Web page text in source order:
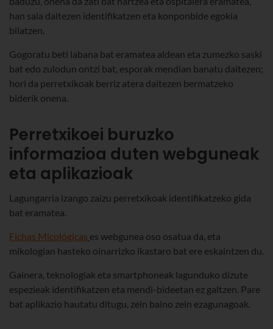
han saia daitezen identifikatzen eta konponbide egokia
bilatzen.
Gogoratu beti labana bat eramatea aldean eta zumezko saski
bat edo zulodun ontzi bat, esporak mendian banatu daitezen;
hori da perretxikoak berriz atera daitezen bermatzeko
biderik onena.
Perretxikoei buruzko
informazioa duten webguneak
eta aplikazioak
Lagungarria izango zaizu perretxikoak identifikatzeko gida
bat eramatea.
Fichas Micológicas es webgunea oso osatua da, eta
mikologian hasteko oinarrizko ikastaro bat ere eskaintzen du.
Gainera, teknologiak eta smartphoneak lagunduko dizute
espezieak identifikatzen eta mendi-bideetan ez galtzen. Pare
bat aplikazio hautatu ditugu, zein baino zein ezagunagoak.